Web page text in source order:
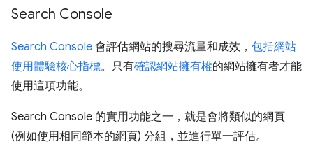
Search Console
Search Console 會評估網站的搜尋流量和成效， 包括網站
使用體驗核心指標。只有確認網站擁有權的網站擁有者才能
使用這項功能。
Search Console 的實用功能之一，就是會將類似的網頁
(例如使用相同範本的網頁) 分組，並進行單一評估。